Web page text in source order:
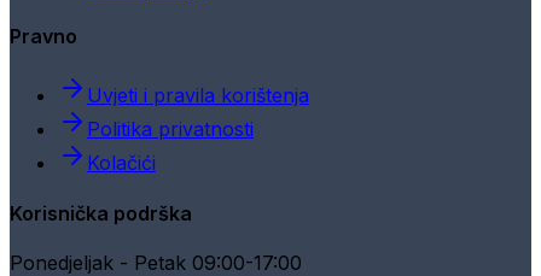
Pravno
Uvjeti i pravila korištenja
Politika privatnosti
Kolačići
Korisnička podrška
Ponedjeljak - Petak 09:00-17:00